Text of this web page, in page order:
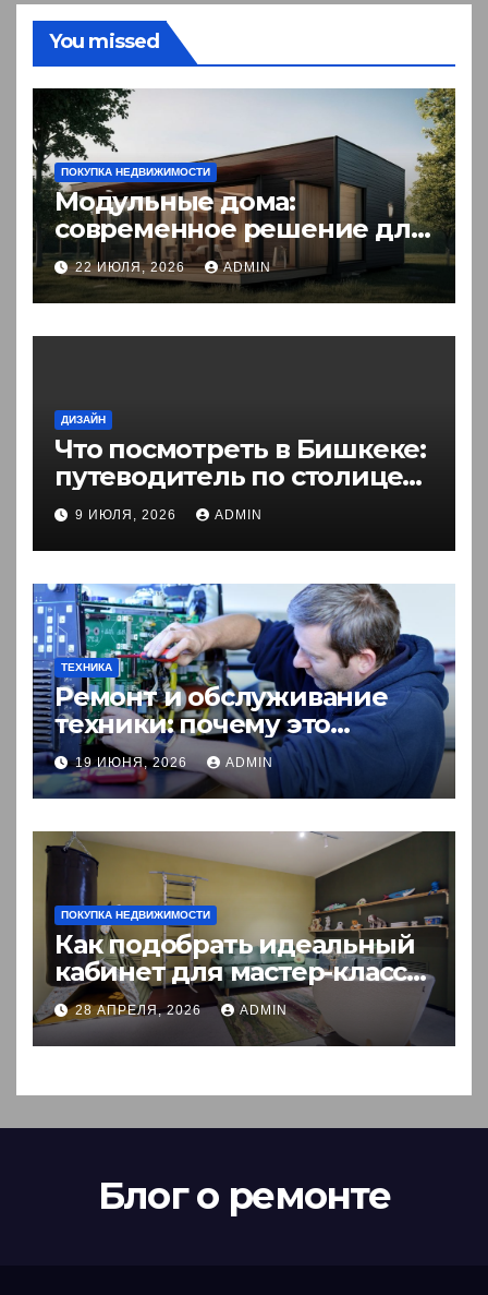
You missed
ПОКУПКА НЕДВИЖИМОСТИ
Модульные дома:
современное решение для
комфортного житья
22 ИЮЛЯ, 2026 ADMIN
ДИЗАЙН
Что посмотреть в Бишкеке:
путеводитель по столице
Кыргызстана
9 ИЮЛЯ, 2026 ADMIN
ТЕХНИКА
Ремонт и обслуживание
техники: почему это
выгоднее покупки новой?
19 ИЮНЯ, 2026 ADMIN
ПОКУПКА НЕДВИЖИМОСТИ
Как подобрать идеальный
кабинет для мастер-класса:
пошаговый гид
28 АПРЕЛЯ, 2026 ADMIN
Блог о ремонте